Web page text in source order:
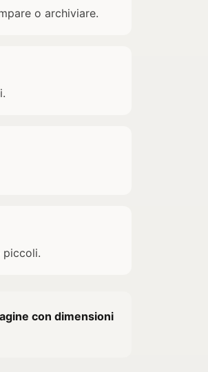
o archiviare.
piccoli.
con dimensioni